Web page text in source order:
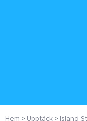
Hem Upptäck Island